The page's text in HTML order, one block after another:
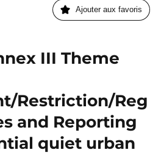
Ajouter aux favoris
III Theme
Restriction/Reg
and Reporting
quiet urban